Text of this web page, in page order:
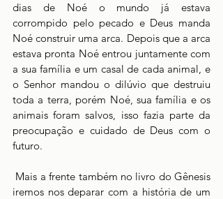
dias de Noé o mundo já estava
corrompido pelo pecado e Deus manda
Noé construir uma arca. Depois que a arca
estava pronta Noé entrou juntamente com
a sua família e um casal de cada animal, e
o Senhor mandou o dilúvio que destruiu
toda a terra, porém Noé, sua família e os
animais foram salvos, isso fazia parte da
preocupação e cuidado de Deus com o
futuro.
iremos nos deparar com a história de um